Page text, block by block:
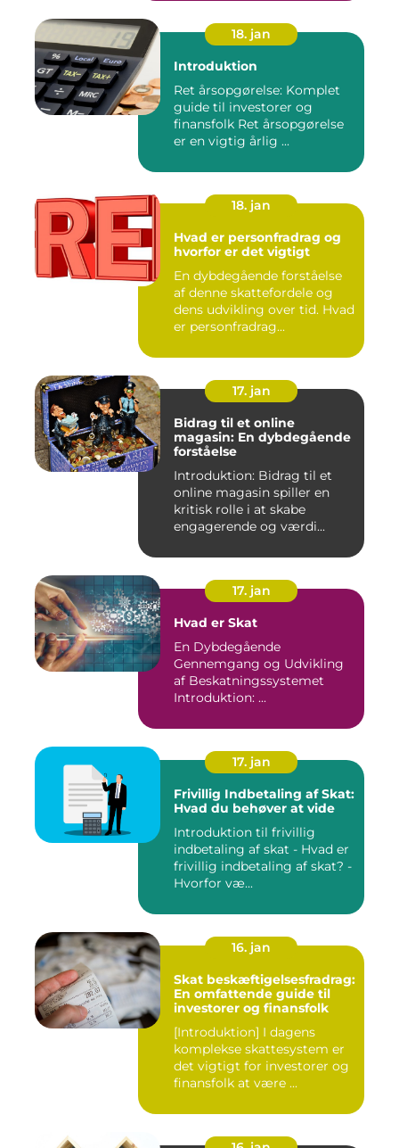
18. jan
Introduktion
Ret årsopgørelse: Komplet
guide til investorer og
finansfolk Ret årsopgørelse
er en vigtig årlig ...
18. jan
Hvad er personfradrag og
hvorfor er det vigtigt
En dybdegående forståelse
af denne skattefordele og
dens udvikling over tid. Hvad
er personfradrag...
17. jan
Bidrag til et online
magasin: En dybdegående
forståelse
Introduktion: Bidrag til et
online magasin spiller en
kritisk rolle i at skabe
engagerende og værdi...
17. jan
Hvad er Skat
En Dybdegående
Gennemgang og Udvikling
af Beskatningssystemet
Introduktion: ...
17. jan
Frivillig Indbetaling af Skat:
Hvad du behøver at vide
Introduktion til frivillig
indbetaling af skat - Hvad er
frivillig indbetaling af skat? -
Hvorfor væ...
16. jan
Skat beskæftigelsesfradrag:
En omfattende guide til
investorer og finansfolk
[Introduktion] I dagens
komplekse skattesystem er
det vigtigt for investorer og
finansfolk at være ...